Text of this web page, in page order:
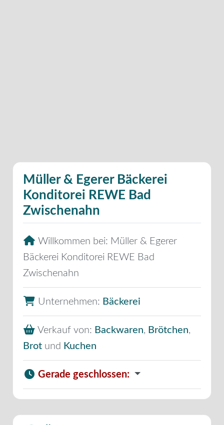
Müller & Egerer Bäckerei
Konditorei REWE Bad
Zwischenahn
Willkommen bei: Müller & Egerer
Bäckerei Konditorei REWE Bad
Zwischenahn
Unternehmen: Bäckerei
Verkauf von: Backwaren, Brötchen,
Brot und Kuchen
Gerade geschlossen: